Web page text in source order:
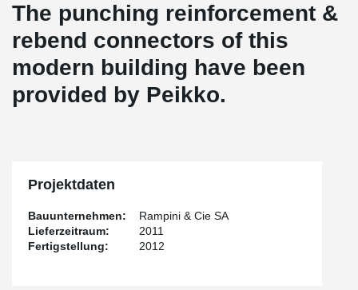
The punching reinforcement &
rebend connectors of this
modern building have been
provided by Peikko.
Projektdaten
Bauunternehmen:
Rampini & Cie SA
Lieferzeitraum:
2011
Fertigstellung:
2012